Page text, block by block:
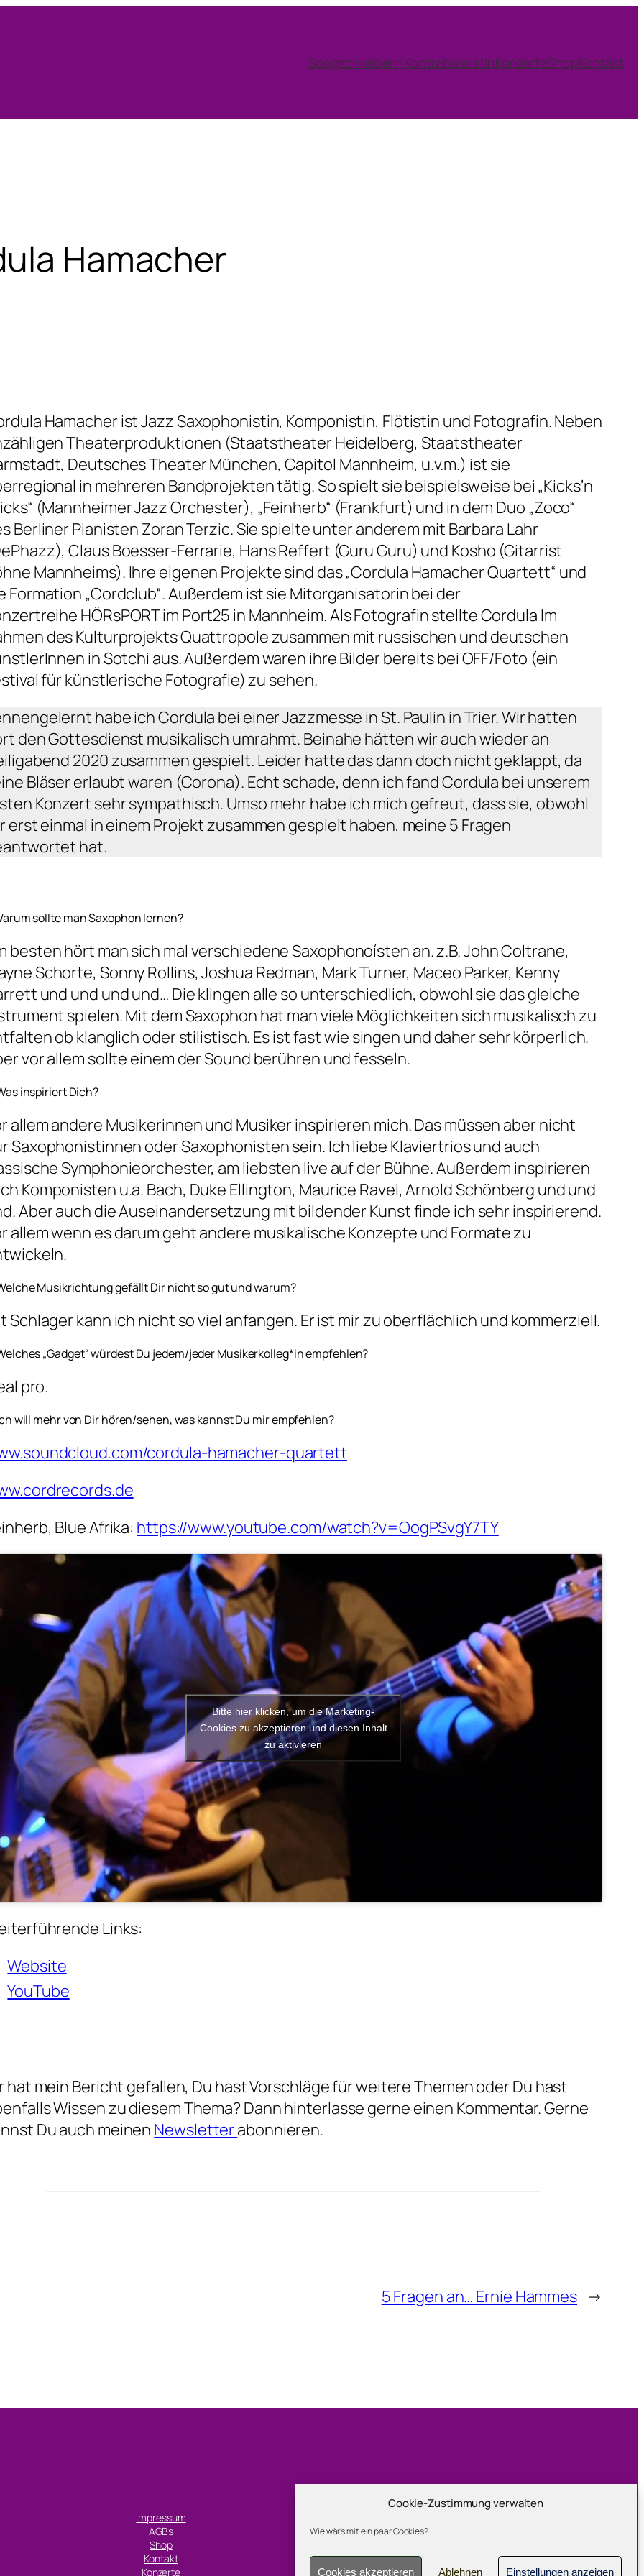
Cookie-Zustimmung verwalten
Wie wär's mit ein paar Cookies?
Cookies akzeptieren Ablehnen Einstellungen anzeigen
SongschreiberinKontrabassistinKonzerteShopKontakt
Hamacher
Hamacher ist Jazz Saxophonistin, Komponistin, Flötistin und Fotografin. Neben
Theaterproduktionen (Staatstheater Heidelberg, Staatstheater
Deutsches Theater München, Capitol Mannheim, u.v.m.) ist sie
in mehreren Bandprojekten tätig. So spielt sie beispielsweise bei „Kicks’n
(Mannheimer Jazz Orchester), „Feinherb“ (Frankfurt) und in dem Duo „Zoco“
Berliner Pianisten Zoran Terzic. Sie spielte unter anderem mit Barbara Lahr
Claus Boesser-Ferrarie, Hans Reffert (Guru Guru) und Kosho (Gitarrist
Mannheims). Ihre eigenen Projekte sind das „Cordula Hamacher Quartett“ und
Formation „Cordclub“. Außerdem ist sie Mitorganisatorin bei der
HÖRsPORT im Port25 in Mannheim. Als Fotografin stellte Cordula Im
des Kulturprojekts Quattropole zusammen mit russischen und deutschen
in Sotchi aus. Außerdem waren ihre Bilder bereits bei OFF/Foto (ein
für künstlerische Fotografie) zu sehen.
habe ich Cordula bei einer Jazzmesse in St. Paulin in Trier. Wir hatten
den Gottesdienst musikalisch umrahmt. Beinahe hätten wir auch wieder an
2020 zusammen gespielt. Leider hatte das dann doch nicht geklappt, da
Bläser erlaubt waren (Corona). Echt schade, denn ich fand Cordula bei unserem
Konzert sehr sympathisch. Umso mehr habe ich mich gefreut, dass sie, obwohl
erst einmal in einem Projekt zusammen gespielt haben, meine 5 Fragen
hat.
sollte man Saxophon lernen?
besten hört man sich mal verschiedene Saxophonoísten an. z.B. John Coltrane,
Schorte, Sonny Rollins, Joshua Redman, Mark Turner, Maceo Parker, Kenny
und und und und… Die klingen alle so unterschiedlich, obwohl sie das gleiche
spielen. Mit dem Saxophon hat man viele Möglichkeiten sich musikalisch zu
ob klanglich oder stilistisch. Es ist fast wie singen und daher sehr körperlich.
vor allem sollte einem der Sound berühren und fesseln.
inspiriert Dich?
allem andere Musikerinnen und Musiker inspirieren mich. Das müssen aber nicht
Saxophonistinnen oder Saxophonisten sein. Ich liebe Klaviertrios und auch
Symphonieorchester, am liebsten live auf der Bühne. Außerdem inspirieren
Komponisten u.a. Bach, Duke Ellington, Maurice Ravel, Arnold Schönberg und und
Aber auch die Auseinandersetzung mit bildender Kunst finde ich sehr inspirierend.
allem wenn es darum geht andere musikalische Konzepte und Formate zu
Musikrichtung gefällt Dir nicht so gut und warum?
Schlager kann ich nicht so viel anfangen. Er ist mir zu oberflächlich und kommerziell.
„Gadget“ würdest Du jedem/jeder Musikerkolleg*in empfehlen?
pro.
will mehr von Dir hören/sehen, was kannst Du mir empfehlen?
cordula-hamacher-quartett
Blue Afrika: https://www.youtube.com/watch?v=OogPSvgY7TY
Bitte hier klicken, um die Marketing-
Cookies zu akzeptieren und diesen Inhalt
zu aktivieren
Links:
Website
YouTube
hat mein Bericht gefallen, Du hast Vorschläge für weitere Themen oder Du hast
Wissen zu diesem Thema? Dann hinterlasse gerne einen Kommentar. Gerne
Du auch meinen Newsletterabonnieren.
5 Fragen an… Ernie Hammes →
Impressum
AGBs
Shop
Kontakt
Konzerte